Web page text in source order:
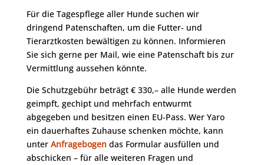
Für die Tagespflege aller Hunde suchen wir
dringend Patenschaften, um die Futter- und
Tierarztkosten bewältigen zu können. Informieren
Sie sich gerne per Mail, wie eine Patenschaft bis zur
Vermittlung aussehen könnte.
Die Schutzgebühr beträgt € 330,– alle Hunde werden
geimpft, gechipt und mehrfach entwurmt
abgegeben und besitzen einen EU-Pass. Wer Yaro
ein dauerhaftes Zuhause schenken möchte, kann
unter Anfragebogendas Formular ausfüllen und
abschicken – für alle weiteren Fragen und